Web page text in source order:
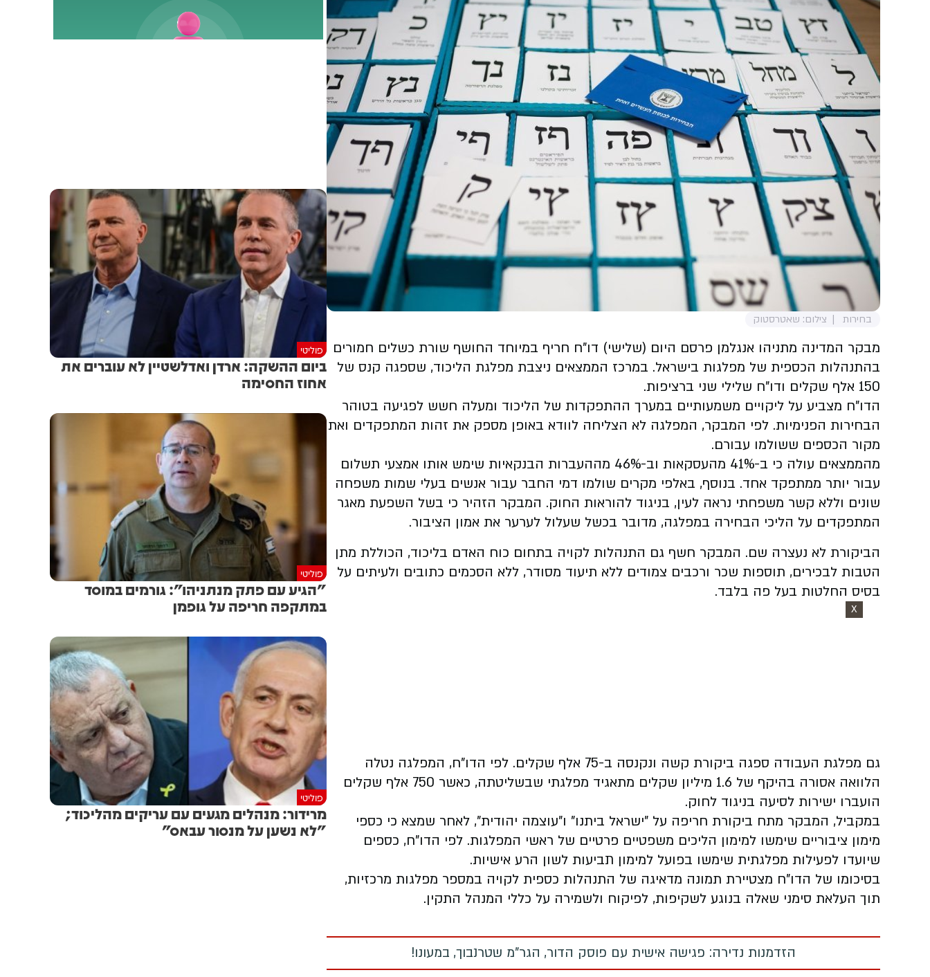
בחירות צילום: שאטרסטוק
מבקר המדינה מתניהו אנגלמן פרסם היום (שלישי) דו"ח חריף במיוחד החושף שורת כשלים חמורים
בהתנהלות הכספית של מפלגות בישראל. במרכז הממצאים ניצבת מפלגת הליכוד, שספגה קנס של
150 אלף שקלים ודו"ח שלילי שני ברציפות.
הדו"ח מצביע על ליקויים משמעותיים במערך ההתפקדות של הליכוד ומעלה חשש לפגיעה בטוהר
הבחירות הפנימיות. לפי המבקר, המפלגה לא הצליחה לוודא באופן מספק את זהות המתפקדים ואת
מקור הכספים ששולמו עבורם.
מהממצאים עולה כי ב-41% מהעסקאות וב-46% מההעברות הבנקאיות שימש אותו אמצעי תשלום
עבור יותר ממתפקד אחד. בנוסף, באלפי מקרים שולמו דמי החבר עבור אנשים בעלי שמות משפחה
שונים וללא קשר משפחתי נראה לעין, בניגוד להוראות החוק. המבקר הזהיר כי בשל השפעת מאגר
המתפקדים על הליכי הבחירה במפלגה, מדובר בכשל שעלול לערער את אמון הציבור.
הביקורת לא נעצרה שם. המבקר חשף גם התנהלות לקויה בתחום כוח האדם בליכוד, הכוללת מתן
הטבות לבכירים, תוספות שכר ורכבים צמודים ללא תיעוד מסודר, ללא הסכמים כתובים ולעיתים על
בסיס החלטות בעל פה בלבד.
X
גם מפלגת העבודה ספגה ביקורת קשה ונקנסה ב-75 אלף שקלים.
לפי הדו"ח, המפלגה נטלה
הלוואה אסורה בהיקף של 1.6 מיליון שקלים מתאגיד מפלגתי שבשליטתה, כאשר 750 אלף שקלים
הועברו ישירות לסיעה בניגוד לחוק.
במקביל, המבקר מתח ביקורת חריפה על "ישראל ביתנו" ו"עוצמה יהודית", לאחר שמצא כי כספי
מימון ציבוריים שימשו למימון הליכים משפטיים פרטיים של ראשי המפלגות. לפי הדו"ח, כספים
שיועדו לפעילות מפלגתית שימשו בפועל למימון תביעות לשון הרע אישיות.
בסיכומו של הדו"ח מצטיירת תמונה מדאיגה של התנהלות כספית לקויה במספר מפלגות מרכזיות,
תוך העלאת סימני שאלה בנוגע לשקיפות, לפיקוח ולשמירה על כללי המנהל התקין.
הזדמנות נדירה: פגישה אישית עם פוסק הדור, הגר"מ שטרנבוך, במעונו!
פוליטי
ביום ההשקה: ארדן ואדלשטיין לא עוברים את
אחוז החסימה
פוליטי
"הגיע עם פתק מנתניהו": גורמים במוסד
במתקפה חריפה על גופמן
פוליטי
מרידור: מנהלים מגעים עם עריקים מהליכוד;
"לא נשען על מנסור עבאס"